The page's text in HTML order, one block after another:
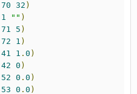
70 32 )
1 "" )
71 5 )
72 1 )
41 1 . 0 )
42 0 )
52 0 . 0 )
53 0 . 0 )